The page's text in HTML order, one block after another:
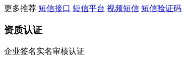
更多推荐 短信接口 短信平台 视频短信 短信验证码
资质认证
企业签名实名审核认证